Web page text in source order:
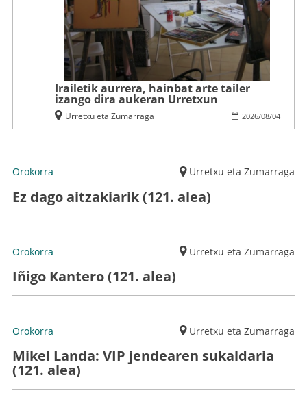
Irailetik aurrera, hainbat arte tailer
izango dira aukeran Urretxun
2026/08/04
Urretxu eta Zumarraga
Orokorra Urretxu eta Zumarraga
Ez dago aitzakiarik (121. alea)
Orokorra Urretxu eta Zumarraga
Iñigo Kantero (121. alea)
Orokorra Urretxu eta Zumarraga
Mikel Landa: VIP jendearen sukaldaria
(121. alea)